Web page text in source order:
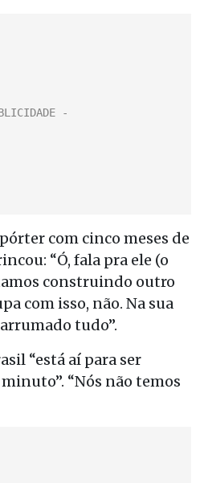
com cinco meses de
“Ó, fala pra ele (o
construindo outro
com isso, não. Na sua
tudo”.
“está aí para ser
“Nós não temos